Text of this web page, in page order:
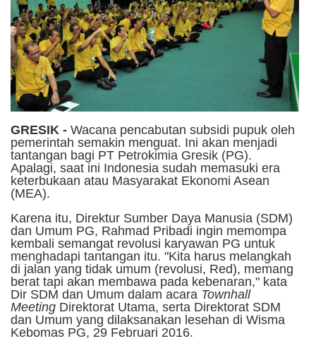
GRESIK - Wacana pencabutan subsidi pupuk oleh
pemerintah semakin menguat. Ini akan menjadi
tantangan bagi PT Petrokimia Gresik (PG).
Apalagi, saat ini Indonesia sudah memasuki era
keterbukaan atau Masyarakat Ekonomi Asean
(MEA).
Karena itu, Direktur Sumber Daya Manusia (SDM)
dan Umum PG, Rahmad Pribadi ingin memompa
kembali semangat revolusi karyawan PG untuk
menghadapi tantangan itu. "Kita harus melangkah
di jalan yang tidak umum (revolusi, Red), memang
berat tapi akan membawa pada kebenaran," kata
Dir SDM dan Umum dalam acara Townhall
Meeting Direktorat Utama, serta Direktorat SDM
dan Umum yang dilaksanakan lesehan di Wisma
Kebomas PG, 29 Februari 2016.